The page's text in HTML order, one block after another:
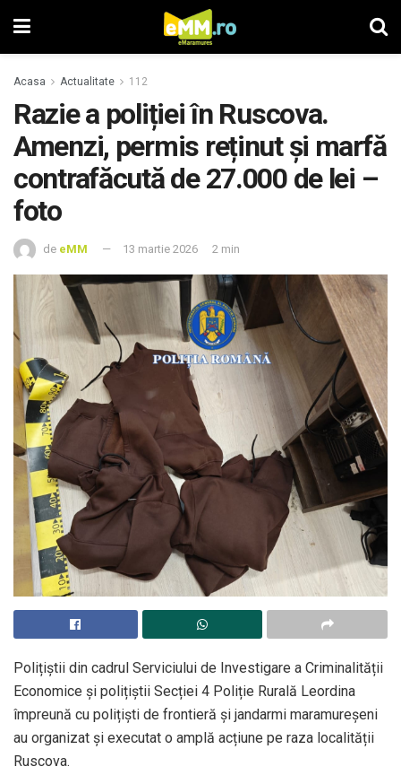
Acasa Actualitate 112
Razie a poliției în Ruscova.
Amenzi, permis reținut și marfă
contrafăcută de 27.000 de lei –
foto
de eMM 13 martie 2026 2 min
Polițiștii din cadrul Serviciului de Investigare a Criminalității
Economice și polițiștii Secției 4 Poliție Rurală Leordina
împreună cu polițiști de frontieră și jandarmi maramureșeni
au organizat și executat o amplă acțiune pe raza localității
Ruscova.